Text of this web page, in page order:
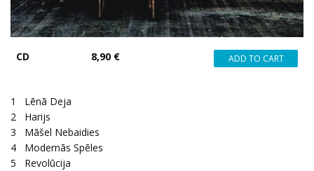
CD 8,90 €
1
Lēnā Deja
2
Harijs
3
Māšel Nebaidies
4
Modernās Spēles
5
Revolūcija